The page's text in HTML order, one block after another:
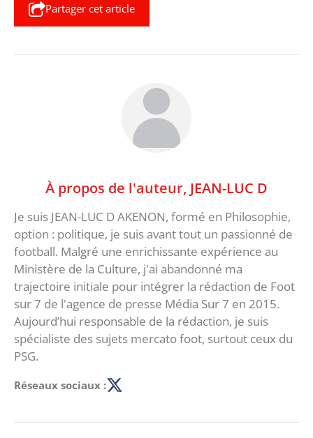
Partager cet article
À propos de l'auteur, JEAN-LUC D
Je suis JEAN-LUC D AKENON, formé en Philosophie,
option : politique, je suis avant tout un passionné de
football. Malgré une enrichissante expérience au
Ministère de la Culture, j'ai abandonné ma
trajectoire initiale pour intégrer la rédaction de Foot
sur 7 de l'agence de presse Média Sur 7 en 2015.
Aujourd’hui responsable de la rédaction, je suis
spécialiste des sujets mercato foot, surtout ceux du
PSG.
Réseaux sociaux :